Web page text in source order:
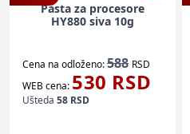
Pasta za procesore
HY880 siva 10g
Cena na odloženo:588 RSD
WEB cena: 530 RSD
Ušteda 58 RSD